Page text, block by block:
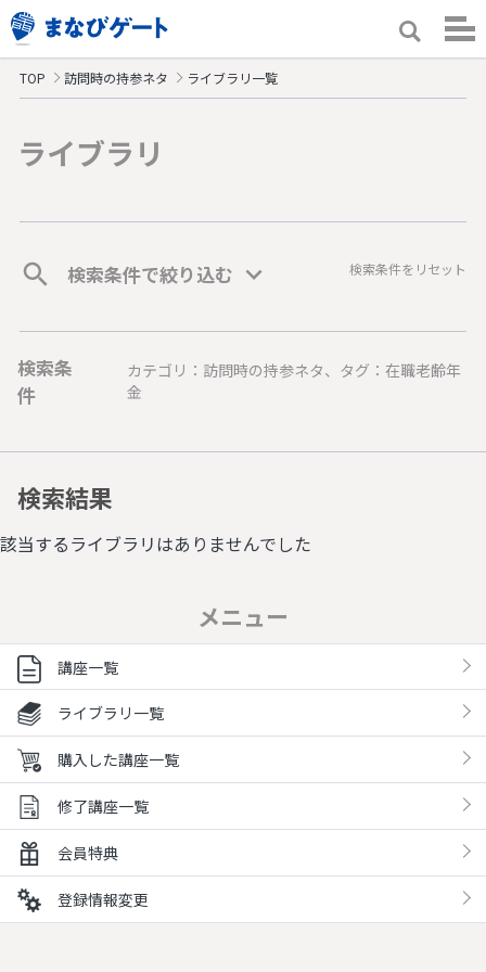
TOP 訪問時の持参ネタ ライブラリ一覧
ライブラリ
検索条件で絞り込む 検索条件をリセット
検索条
件
カテゴリ：訪問時の持参ネタ、タグ：在職老齢年
金
検索結果
該当するライブラリはありませんでした
メニュー
講座一覧
ライブラリ一覧
購入した講座一覧
修了講座一覧
会員特典
登録情報変更